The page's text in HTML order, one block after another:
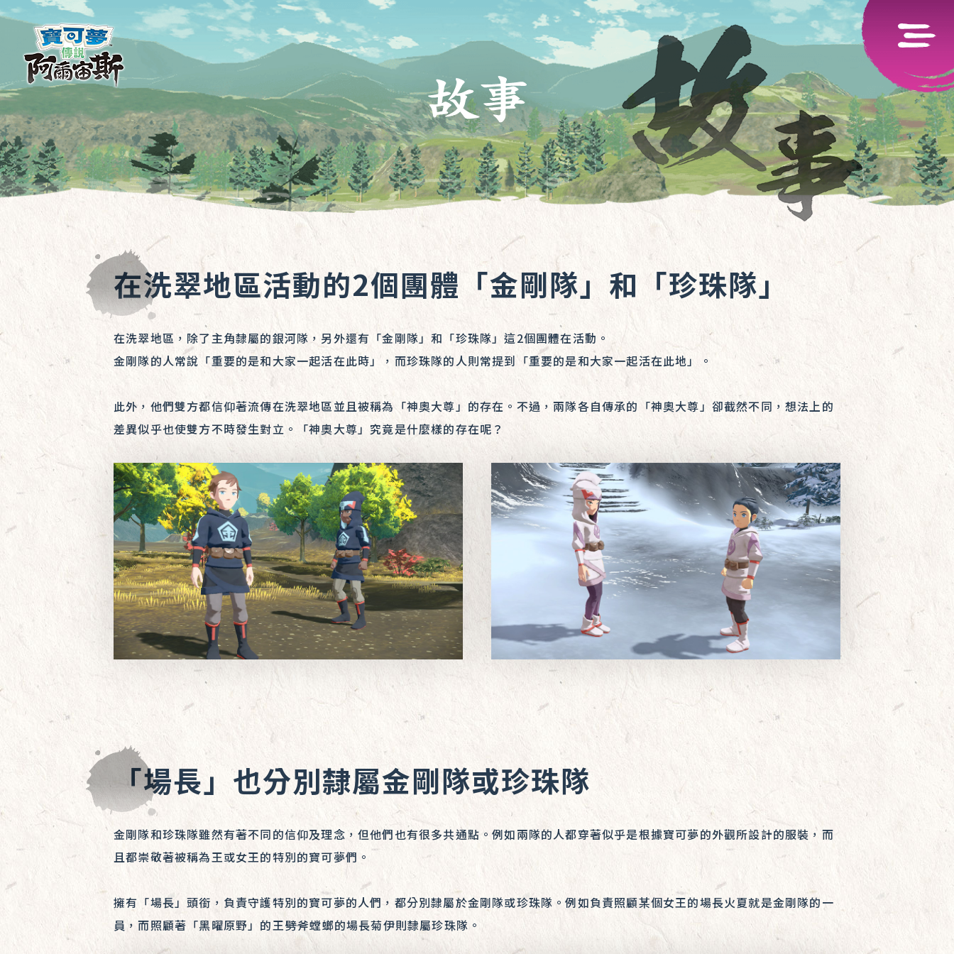
在洗翠地區活動的2個團體「金剛隊」和「珍珠隊」
在洗翠地區，除了主角隸屬的銀河隊，另外還有「金剛隊」和「珍珠隊」這2個團體在活動。
金剛隊的人常說「重要的是和大家一起活在此時」，而珍珠隊的人則常提到「重要的是和大家一起活在此地」。
此外，他們雙方都信仰著流傳在洗翠地區並且被稱為「神奧大尊」的存在。不過，兩隊各自傳承的「神奧大尊」卻截然不同，想法上的
差異似乎也使雙方不時發生對立。「神奧大尊」究竟是什麼樣的存在呢？
「場長」也分別隸屬金剛隊或珍珠隊
金剛隊和珍珠隊雖然有著不同的信仰及理念，但他們也有很多共通點。例如兩隊的人都穿著似乎是根據寶可夢的外觀所設計的服裝，而
且都崇敬著被稱為王或女王的特別的寶可夢們。
擁有「場長」頭銜，負責守護特別的寶可夢的人們，都分別隸屬於金剛隊或珍珠隊。例如負責照顧某個女王的場長火夏就是金剛隊的一
員，而照顧著「黑曜原野」的王――劈斧螳螂的場長菊伊則隸屬珍珠隊。